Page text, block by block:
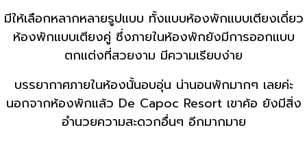
มีให้เลือกหลากหลายรูปแบบ ทั้งแบบห้องพักแบบเตียงเดี่ยว
ห้องพักแบบเตียงคู่ ซึ่งภายในห้องพักยังมีการออกแบบ
ตกแต่งที่สวยงาม มีความเรียบง่าย
บรรยากาศภายในห้องนั้นอบอุ่น น่านอนพักมากๆ เลยค่ะ
นอกจากห้องพักแล้ว De Capoc Resort เขาค้อ ยังมีสิ่ง
อำนวยความสะดวกอื่นๆ อีกมากมาย